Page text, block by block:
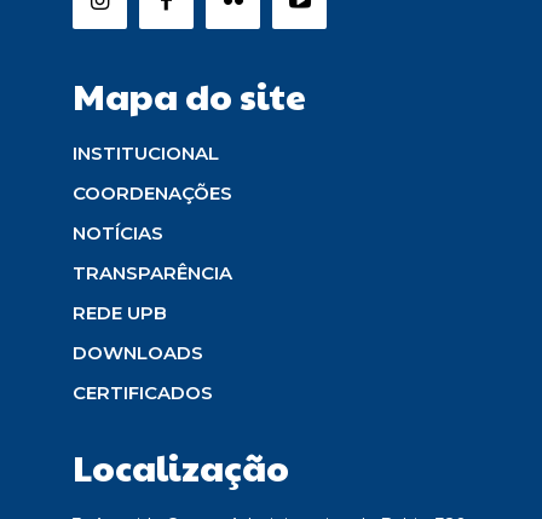
Mapa do site
INSTITUCIONAL
COORDENAÇÕES
NOTÍCIAS
TRANSPARÊNCIA
REDE UPB
DOWNLOADS
CERTIFICADOS
Localização